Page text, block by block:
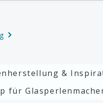
&
für